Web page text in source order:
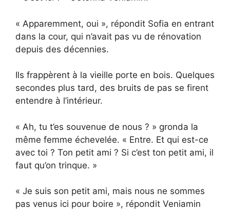
« Apparemment, oui », répondit Sofia en entrant
dans la cour, qui n’avait pas vu de rénovation
depuis des décennies.
Ils frappèrent à la vieille porte en bois. Quelques
secondes plus tard, des bruits de pas se firent
entendre à l’intérieur.
« Ah, tu t’es souvenue de nous ? » gronda la
même femme échevelée. « Entre. Et qui est-ce
avec toi ? Ton petit ami ? Si c’est ton petit ami, il
faut qu’on trinque. »
« Je suis son petit ami, mais nous ne sommes
pas venus ici pour boire », répondit Veniamin